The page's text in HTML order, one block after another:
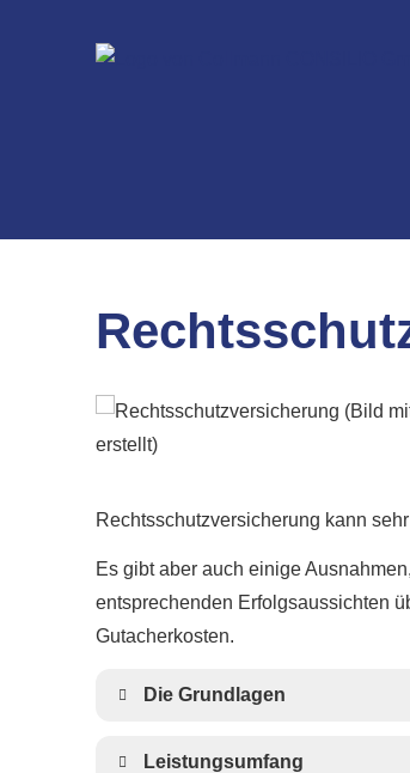
Rechts­schutz­ver­si­che­rung kann
Es gibt aber auch einige
entsprechenden Erfolgsaussichten
Gutacherkosten.
Die Grundlagen
Leistungsumfang